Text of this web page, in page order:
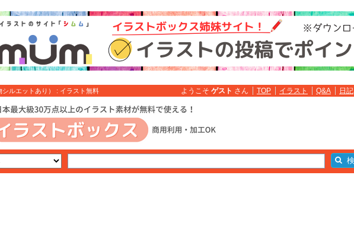
ルエットあり） : イラスト無料 ようこそ ゲスト さん TOP イラスト Q&A 日記